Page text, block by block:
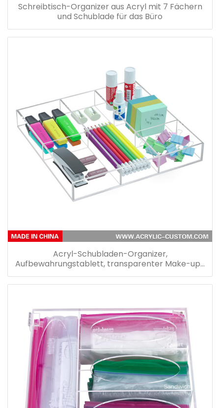
Schreibtisch-Organizer aus Acryl mit 7 Fächern
und Schublade für das Büro
Acryl-Schubladen-Organizer,
Aufbewahrungstablett, transparenter Make-up-
Schubladen-Organizer für Küche, Bad, Büro